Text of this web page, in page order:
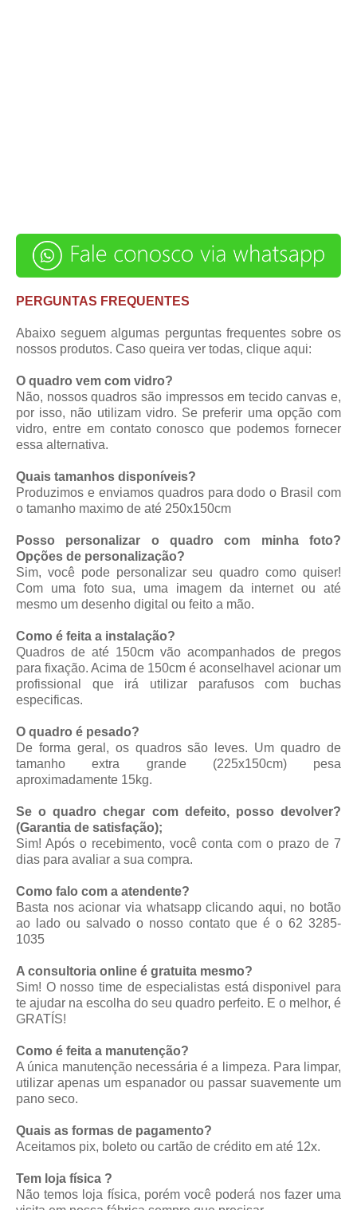
PERGUNTAS FREQUENTES
Abaixo seguem algumas perguntas frequentes sobre os
nossos produtos. Caso queira ver todas, clique aqui:
O quadro vem com vidro?
Não, nossos quadros são impressos em tecido canvas e,
por isso, não utilizam vidro. Se preferir uma opção com
vidro, entre em contato conosco que podemos fornecer
essa alternativa.
Quais tamanhos disponíveis?
Produzimos e enviamos quadros para dodo o Brasil com
o tamanho maximo de até 250x150cm
Posso personalizar o quadro com minha foto?
Opções de personalização?
Sim, você pode personalizar seu quadro como quiser!
Com uma foto sua, uma imagem da internet ou até
mesmo um desenho digital ou feito a mão.
Como é feita a instalação?
Quadros de até 150cm vão acompanhados de pregos
para fixação. Acima de 150cm é aconselhavel acionar um
profissional que irá utilizar parafusos com buchas
especificas.
O quadro é pesado?
De forma geral, os quadros são leves. Um quadro de
tamanho extra grande (225x150cm) pesa
aproximadamente 15kg.
Se o quadro chegar com defeito, posso devolver?
(Garantia de satisfação);
Sim! Após o recebimento, você conta com o prazo de 7
dias para avaliar a sua compra.
Como falo com a atendente?
Basta nos acionar via whatsappclicando aqui, no botão
ao lado ou salvado o nosso contato que é o 62 3285-
1035
A consultoria online é gratuita mesmo?
Sim! O nosso time de especialistas está disponivel para
te ajudar na escolha do seu quadro perfeito. E o melhor, é
GRATÍS!
Como é feita a manutenção?
A única manutenção necessária é a limpeza. Para limpar,
utilizar apenas um espanador ou passar suavemente um
pano seco.
Quais as formas de pagamento?
Aceitamos pix, boleto ou cartão de crédito em até 12x.
Tem loja física ?
Não temos loja física, porém você poderá nos fazer uma